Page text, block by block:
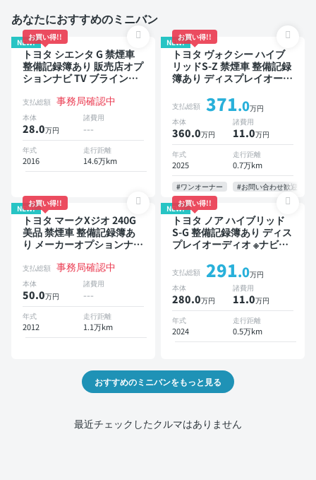
あなたにおすすめのミニバン
NEW!
お買い得!!
トヨタ シエンタ G 禁煙車
整備記録簿あり 販売店オプ
ションナビ TV ブラインド
ト スマートキー バックモ
ニター ドライブレコーダー
衝突軽減 両側電動スライド
ドア 7人乗り
支払総額 事務局確認中
本体
28.0万円
諸費用
---
年式
2016
走行距離
14.6万km
NEW!
お買い得!!
トヨタ ヴォクシー ハイブ
リッドS-Z 禁煙車 整備記録
簿あり ディスプレイオーデ
インドスポットモニター デ
ジタルインナーミラー オー
トクルーズ 3列シート スマ
ートキー ETC 電動バック
ドア バックモニター 全方
位カメラ ドライブレコーダ
ー 衝突軽減 両側電動スラ
イドドア 7人乗り
支払総額 371.0万円
本体
360.0万円
諸費用
11.0万円
年式
2025
走行距離
0.7万km
#ワンオーナー #お問い合わせ歓迎
NEW!
お買い得!!
トヨタ マークXジオ 240G
美品 禁煙車 整備記録簿あ
り メーカーオプションナビ
ETC バックモニター 7人乗
り
支払総額 事務局確認中
本体
50.0万円
諸費用
---
年式
2012
走行距離
1.1万km
NEW!
お買い得!!
トヨタ ノア ハイブリッド
S-G 整備記録簿あり ディス
プレイオーディオ ※ナビキ
ズ 3列シート スマートキー
バックモニター ドライブレ
コーダー 衝突軽減 7人乗り
支払総額 291.0万円
本体
280.0万円
諸費用
11.0万円
年式
2024
走行距離
0.5万km
おすすめのミニバンをもっと見る
最近チェックしたクルマはありません